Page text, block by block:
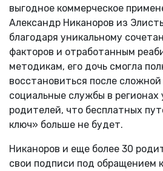
выгодное коммерческое
Александр Никаноров из
благодаря уникальному
факторов и отработанным
методикам, его дочь смогла
восстановиться после
социальные службы в
родителей, что бесплатных
ключ» больше не будет.
Никаноров и еще более 30
свои подписи под обращением